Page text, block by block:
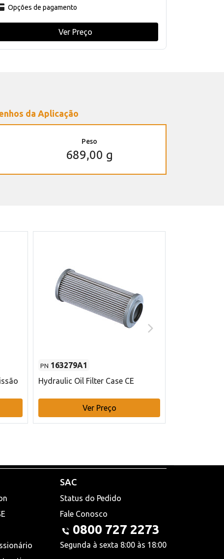
Opções de pagamento
Ver Preço
da Aplicação
Peso
689,00 g
PN 163279A1
Hydraulic Oil Filter Case CE
Ver Preço
SAC
Status do Pedido
Fale Conosco
0800 727 2273
Segunda à sexta 8:00 às 18:00